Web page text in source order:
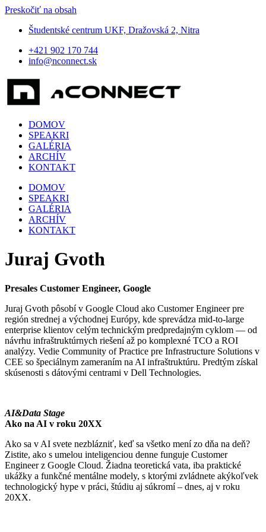
Preskočiť na obsah
Študentské centrum UKF, Dražovská 2, Nitra
+421 902 170 744
info@nconnect.sk
DOMOV
SPEAKRI
GALÉRIA
ARCHÍV
KONTAKT
DOMOV
SPEAKRI
GALÉRIA
ARCHÍV
KONTAKT
Juraj Gvoth
Presales Customer Engineer, Google
Juraj Gvoth pôsobí v Google Cloud ako Customer Engineer pre
región strednej a východnej Európy, kde sprevádza mid-to-large
enterprise klientov celým technickým predpredajným cyklom — od
návrhu infraštruktúrnych riešení až po komplexné TCO a ROI
analýzy. Vedie Community of Practice pre Infrastructure Solutions v
CEE so špeciálnym zameraním na AI infraštruktúru. Predtým získal
skúsenosti s dátovými centrami v Dell Technologies.
AI&Data Stage
Ako na AI v roku 20XX
Ako sa v AI svete nezblázniť, keď sa všetko mení zo dňa na deň?
Zistite, ako s umelou inteligenciou denne funguje Customer
Engineer z Google Cloud. Žiadna teoretická vata, iba praktické
ukážky a funkčné mentálne modely, s ktorými zvládnete akýkoľvek
technologický hype v práci, štúdiu aj súkromí – dnes, aj v roku
20XX.